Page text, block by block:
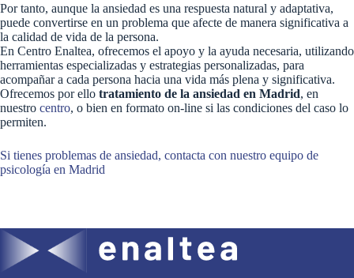
Por tanto, aunque la ansiedad es una respuesta natural y adaptativa,
puede convertirse en un problema que afecte de manera significativa a
la calidad de vida de la persona.
En Centro Enaltea, ofrecemos el apoyo y la ayuda necesaria, utilizando
herramientas especializadas y estrategias personalizadas, para
acompañar a cada persona hacia una vida más plena y significativa.
Ofrecemos por ello tratamiento de la ansiedad en Madrid, en
nuestro centro, o bien en formato on-line si las condiciones del caso lo
permiten.
Si tienes problemas de ansiedad, contacta con nuestro equipo de
psicología en Madrid